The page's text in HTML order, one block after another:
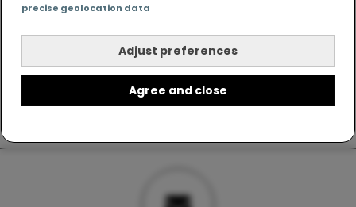
precise geolocation data
Adjust preferences
Agree and close